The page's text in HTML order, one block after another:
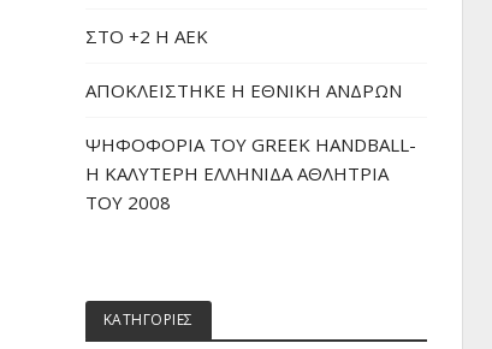
ΣΤΟ +2 Η ΑΕΚ
ΑΠΟΚΛΕΙΣΤΗΚΕ Η ΕΘΝΙΚΗ ΑΝΔΡΩΝ
ΨΗΦΟΦΟΡΙΑ ΤΟΥ GREEK HANDBALL-
H ΚΑΛΥΤΕΡΗ ΕΛΛΗΝΙΔΑ ΑΘΛΗΤΡΙΑ
ΤΟΥ 2008
ΚΑΤΗΓΟΡΙΕΣ